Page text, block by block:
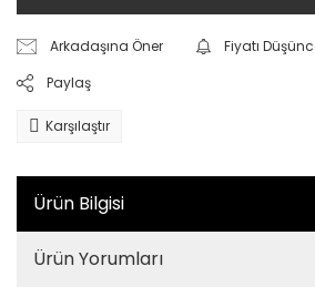
Arkadaşına Öner
Fiyatı
Paylaş
Karşılaştır
Ürün Bilgisi
Ürün Yorumları